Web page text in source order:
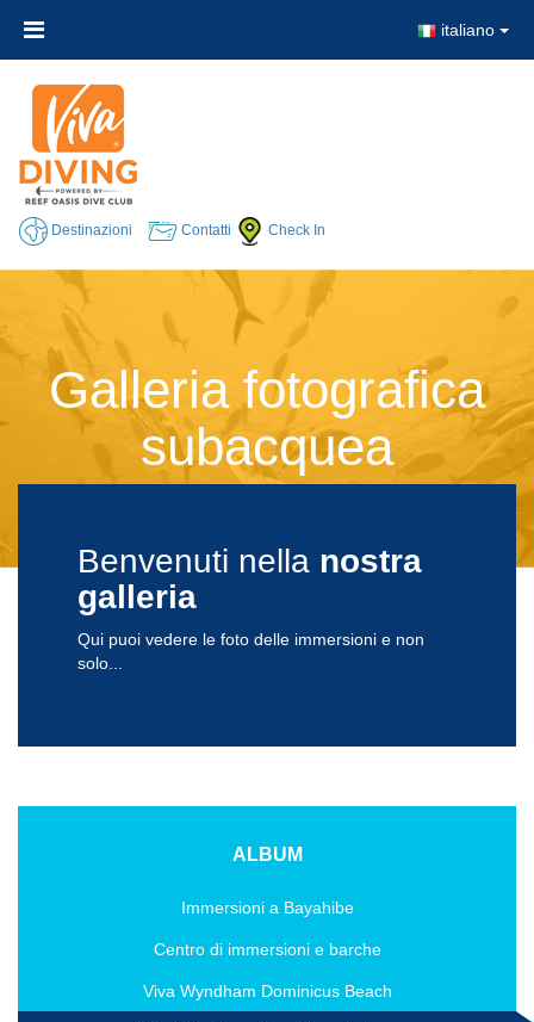
italiano
Destinazioni Contatti Check In
Galleria fotografica
subacquea
Benvenuti nella nostra
galleria
Qui puoi vedere le foto delle immersioni e non
solo...
ALBUM
Immersioni a Bayahibe
Centro di immersioni e barche
Viva Wyndham Dominicus Beach